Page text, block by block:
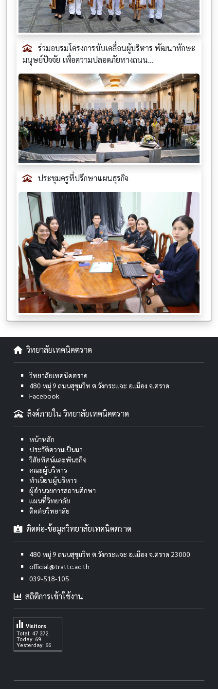
ร่วมอบรมโครงการขับเคลื่อนผู้บริหาร พัฒนาทักษะ
มนุษย์ปัจจัย เพื่อความปลอดภัยทางถนน...
ประชุมครูที่ปรึกษาแผนธุรกิจ
วิทยาลัยเทคนิคตราด
วิทยาลัยเทคนิคตราด
480 หมู่ 9 ถนนสุขุมวิท ต.วังกระแจะ อ.เมือง จ.ตราด
Facebook
ลิงค์ภายใน วิทยาลัยเทคนิคตราด
หน้าหลัก
ประวัติความเป็นมา
วิสัยทัศน์และพันธกิจ
คณะผู้บริหาร
ทำเนียบผู้บริหาร
ผู้อำนวยการสถานศึกษา
แผนที่วิทยาลัย
ติดต่อวิทยาลัย
ติดต่อ-ข้อมูลวิทยาลัยเทคนิคตราด
480 หมู่ 9 ถนนสุขุมวิท ต.วังกระแจะ อ.เมือง จ.ตราด 23000
official@trattc.ac.th
039-518-105
สถิติการเข้าใช้งาน
Total: 47 372
Today: 69
Yesterday: 66
Visitors